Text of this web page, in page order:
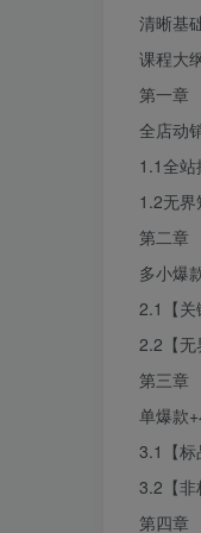
清晰基
课程大
第一章
全店动
1.1全
1.2无
第二章
多小爆
2.1【关
2.2【无
第三章
单爆款
3.1【标
3.2【非
第四章